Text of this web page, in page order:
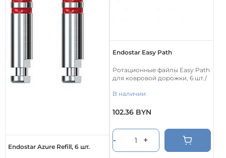
Endostar Azure Refill, 6 шт.
Endostar Easy Path
Ротационные файлы Easy Path
для ковровой дорожки, 6 шт./
В наличии
102.36 BYN
- +